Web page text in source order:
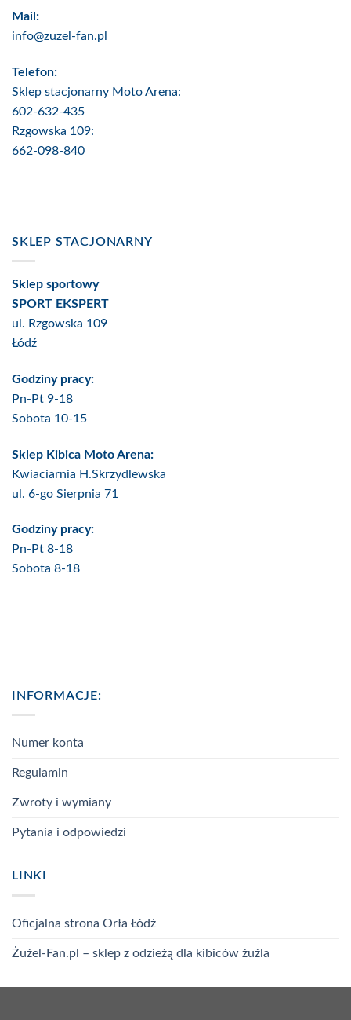
Mail:
info@zuzel-fan.pl
Telefon:
Sklep stacjonarny Moto Arena:
602-632-435
Rzgowska 109:
662-098-840
SKLEP STACJONARNY
Sklep sportowy
SPORT EKSPERT
ul. Rzgowska 109
Łódź
Godziny pracy:
Pn-Pt 9-18
Sobota 10-15
Sklep Kibica Moto Arena:
Kwiaciarnia H.Skrzydlewska
ul. 6-go Sierpnia 71
Godziny pracy:
Pn-Pt 8-18
Sobota 8-18
INFORMACJE:
Numer konta
Regulamin
Zwroty i wymiany
Pytania i odpowiedzi
LINKI
Oficjalna strona Orła Łódź
Żużel-Fan.pl – sklep z odzieżą dla kibiców żużla